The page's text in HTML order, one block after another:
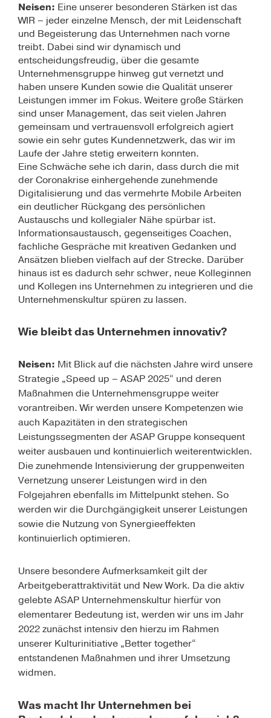
Neisen: Eine unserer besonderen Stärken ist das
WIR – jeder einzelne Mensch, der mit Leidenschaft
und Begeisterung das Unternehmen nach vorne
treibt. Dabei sind wir dynamisch und
entscheidungsfreudig, über die gesamte
Unternehmensgruppe hinweg gut vernetzt und
haben unsere Kunden sowie die Qualität unserer
Leistungen immer im Fokus. Weitere große Stärken
sind unser Management, das seit vielen Jahren
gemeinsam und vertrauensvoll erfolgreich agiert
sowie ein sehr gutes Kundennetzwerk, das wir im
Laufe der Jahre stetig erweitern konnten.
Eine Schwäche sehe ich darin, dass durch die mit
der Coronakrise einhergehende zunehmende
Digitalisierung und das vermehrte Mobile Arbeiten
ein deutlicher Rückgang des persönlichen
Austauschs und kollegialer Nähe spürbar ist.
Informationsaustausch, gegenseitiges Coachen,
fachliche Gespräche mit kreativen Gedanken und
Ansätzen blieben vielfach auf der Strecke. Darüber
hinaus ist es dadurch sehr schwer, neue Kolleginnen
und Kollegen ins Unternehmen zu integrieren und die
Unternehmenskultur spüren zu lassen.
Wie bleibt das Unternehmen innovativ?
Neisen: Mit Blick auf die nächsten Jahre wird unsere
Strategie „Speed up – ASAP 2025“ und deren
Maßnahmen die Unternehmensgruppe weiter
vorantreiben. Wir werden unsere Kompetenzen wie
auch Kapazitäten in den strategischen
Leistungssegmenten der ASAP Gruppe konsequent
weiter ausbauen und kontinuierlich weiterentwicklen.
Die zunehmende Intensivierung der gruppenweiten
Vernetzung unserer Leistungen wird in den
Folgejahren ebenfalls im Mittelpunkt stehen. So
werden wir die Durchgängigkeit unserer Leistungen
sowie die Nutzung von Synergieeffekten
kontinuierlich optimieren.
Unsere besondere Aufmerksamkeit gilt der
Arbeitgeberattraktivität und New Work. Da die aktiv
gelebte ASAP Unternehmenskultur hierfür von
elementarer Bedeutung ist, werden wir uns im Jahr
2022 zunächst intensiv den hierzu im Rahmen
unserer Kulturinitiative „Better together“
entstandenen Maßnahmen und ihrer Umsetzung
widmen.
Was macht Ihr Unternehmen bei